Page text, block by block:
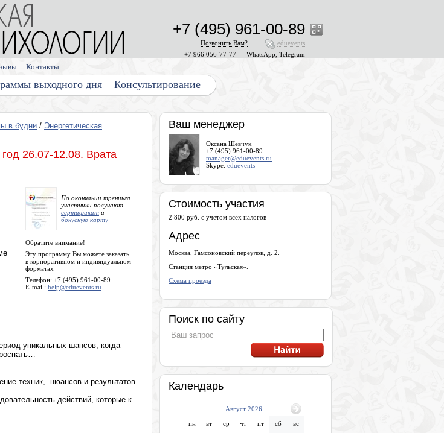
выходного дня Консультирование
Контакты
+7 966 056-77-77 — WhatsApp, Telegram
eduevents
Позвонить Вам?
+7 (495) 961-00-89
в будни / Энергетическая
26.07-12.08. Врата
По окончании тренинга
участники получают
сертификат и
бонусную карту
Обратите внимание!
Эту программу Вы можете заказать
в корпоративном и индивидуальном
форматах
Телефон: +7 (495) 961-00-89
E-mail: help@eduevents.ru
уникальных шансов, когда
техник, нюансов и результатов
действий, которые к
Ваш менеджер
Оксана Шевчук
+7 (495) 961-00-89
manager@eduevents.ru
Skype: eduevents
Стоимость участия
2 800 руб. с учетом всех налогов
Адрес
Москва, Гамсоновский переулок, д. 2.
Станция метро «Тульская».
Схема проезда
Поиск по сайту
Календарь
Август 2026
пн
вт ср чт пт сб
вс